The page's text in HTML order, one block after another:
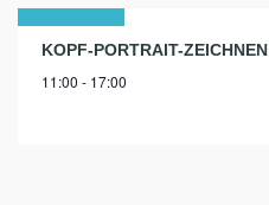
28
sep.
KOPF-PORTRAIT-ZEICHNEN
11:00 - 17:00